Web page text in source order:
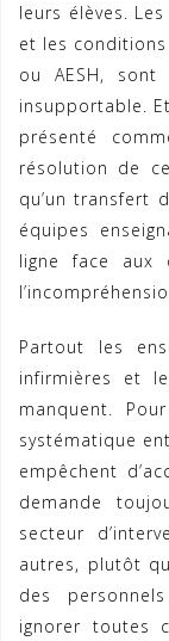
leurs élèves.
et les
ou AESH,
insupportable.
présenté
résolution de
qu’un transfert
équipes
ligne face aux
Partout les
infirmières et
manquent.
systématique
empêchent
demande
secteur
autres, plutôt
des
ignorer toutes